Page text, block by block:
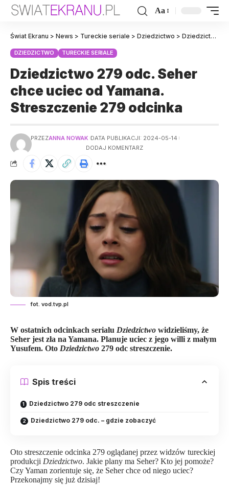
Aa
Świat Ekranu > News > Tureckie seriale > Dziedzictwo > Dziedzictwo 279 odc. Seher chce uciec od Yamana. Streszczenie 279 odcinka
DZIEDZICTWO TURECKIE SERIALE
Dziedzictwo 279 odc. Seher
chce uciec od Yamana.
Streszczenie 279 odcinka
PRZEZANNA NOWAK DATA PUBLIKACJI: 2024-05-14
DODAJ KOMENTARZ
fot. vod.tvp.pl
W ostatnich odcinkach serialu Dziedzictwo widzieliśmy, że
Seher jest zła na Yamana. Planuje uciec z jego willi z małym
Yusufem. Oto Dziedzictwo 279 odc streszczenie.
Spis treści
Dziedzictwo 279 odc streszczenie
Dziedzictwo 279 odc. – gdzie zobaczyć
Oto streszczenie odcinka 279 oglądanej przez widzów tureckiej
produkcji Dziedzictwo. Jakie plany ma Seher? Kto jej pomoże?
Czy Yaman zorientuje się, że Seher chce od niego uciec?
Przekonajmy się już dzisiaj!